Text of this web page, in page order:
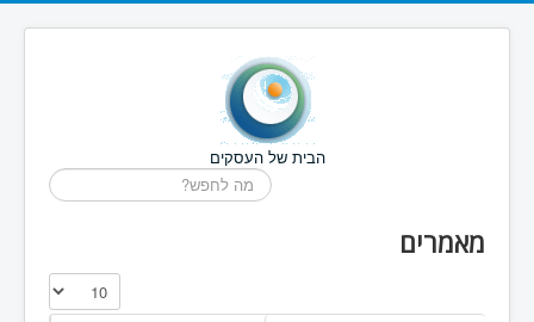
הבית של העסקים
חיפוש...
מאמרים
הצגת #